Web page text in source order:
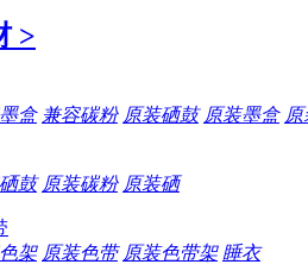
>
盒 兼容碳粉 原装硒鼓 原装墨盒
鼓 原装碳粉 原装硒
架 原装色带 原装色带架 睡衣